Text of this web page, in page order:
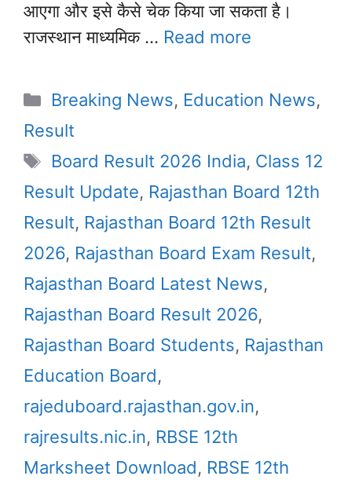
आएगा और इसे कैसे चेक किया जा सकता है।
राजस्थान माध्यमिक … Read more
Categories
Breaking News, Education News,
Result
Tags
Board Result 2026 India, Class 12
Result Update, Rajasthan Board 12th
Result, Rajasthan Board 12th Result
2026, Rajasthan Board Exam Result,
Rajasthan Board Latest News,
Rajasthan Board Result 2026,
Rajasthan Board Students, Rajasthan
Education Board,
rajeduboard.rajasthan.gov.in,
rajresults.nic.in, RBSE 12th
Marksheet Download, RBSE 12th